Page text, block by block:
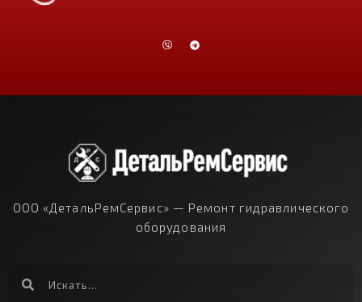
ООО «ДетальРемСервис» — Ремонт гидравлического
оборудования